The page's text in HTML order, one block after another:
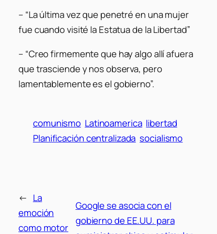
– “La última vez que penetré en una mujer
fue cuando visité la Estatua de la Libertad”
– “Creo firmemente que hay algo allí afuera
que trasciende y nos observa, pero
lamentablemente es el gobierno”.
comunismo Latinoamerica libertad
Planificación centralizada socialismo
← La
emoción
como motor
Google se asocia con el
gobierno de EE.UU. para